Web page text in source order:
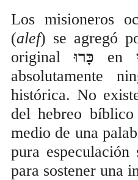
Los misioneros
(alef) se agregó
originalכָּרוּ en
absolutamente
histórica. No
del hebreo
medio de una
pura
para sostener una